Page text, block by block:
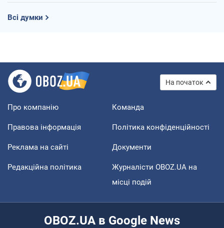
Всі думки
На початок
Про компанію Команда
Правова інформація Політика конфіденційності
Реклама на сайті Документи
Редакційна політика
Журналісти OBOZ.UA на
місці подій
OBOZ.UA в Google News